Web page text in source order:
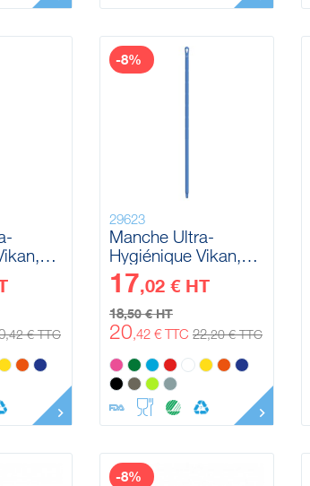
mm
,42 € TTC
29623
Manche Ultra-
Hygiénique Vikan,
Ø32 mm, 1500 mm
17,02 € HT
18,50 € HT
20,42 € TTC 22,20 € TTC
-8%
-8%